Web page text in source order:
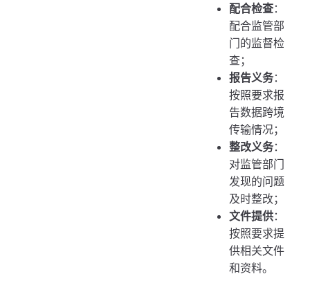
配合检查：
配合监管部
门的监督检
查；
报告义务：
按照要求报
告数据跨境
传输情况；
整改义务：
对监管部门
发现的问题
及时整改；
文件提供：
按照要求提
供相关文件
和资料。